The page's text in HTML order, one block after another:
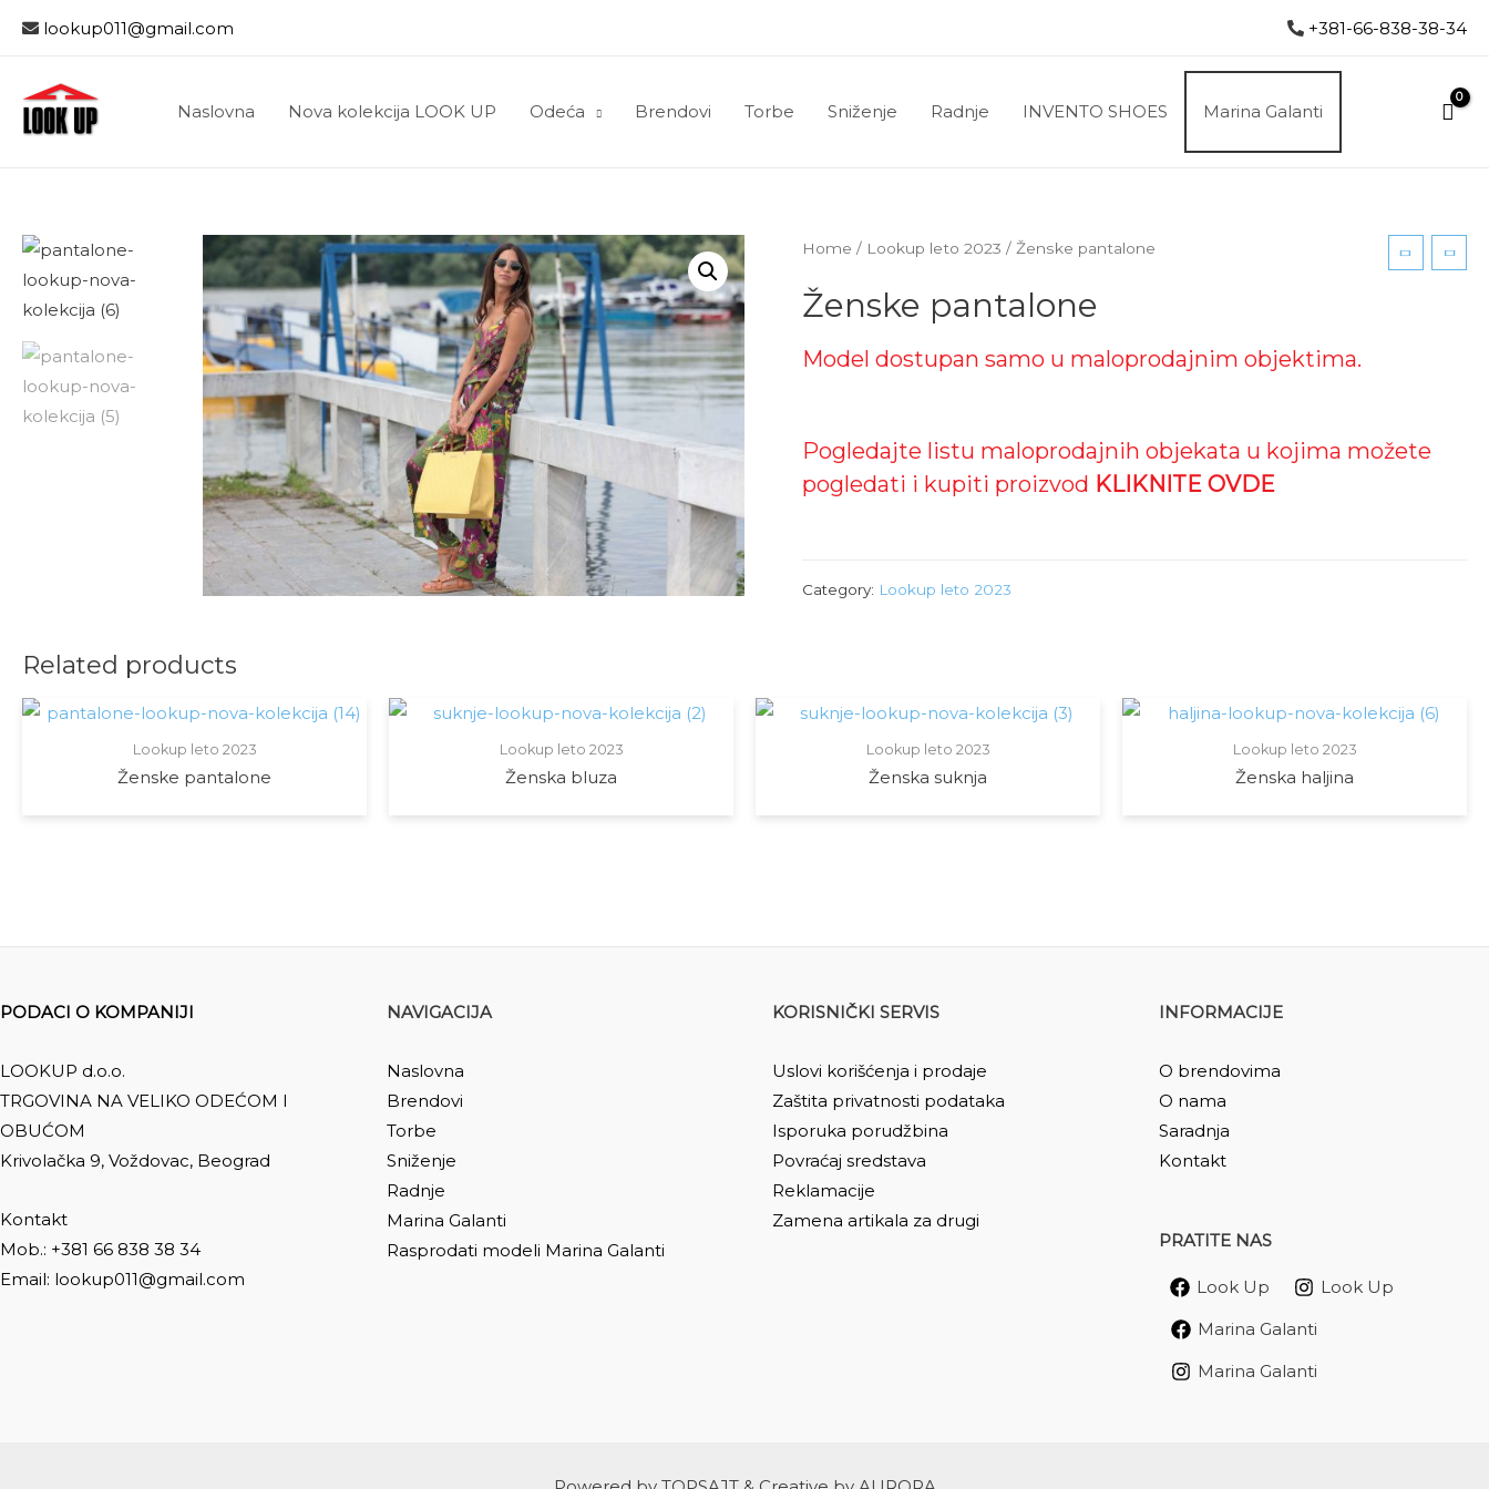
lookup011@gmail.com +381-66-838-38-34
Naslovna Nova kolekcija LOOK UP Odeća Brendovi Torbe Sniženje Radnje INVENTO SHOES Marina Galanti
Home / Lookup leto 2023 / Ženske pantalone
Ženske pantalone
Model dostupan samo u maloprodajnim objektima.
Pogledajte listu maloprodajnih objekata u kojima možete
pogledati i kupiti proizvod KLIKNITE OVDE
Category: Lookup leto 2023
Related products
Lookup leto 2023
Ženske pantalone
Lookup leto 2023
Ženska bluza
Lookup leto 2023
Ženska suknja
Lookup leto 2023
Ženska haljina
PODACI O KOMPANIJI
LOOKUP d.o.o.
TRGOVINA NA VELIKO ODEĆOM I
OBUĆOM
Krivolačka 9, Voždovac, Beograd
Kontakt
Mob.: +381 66 838 38 34
Email: lookup011@gmail.com
NAVIGACIJA
Naslovna
Brendovi
Torbe
Sniženje
Radnje
Marina Galanti
Rasprodati modeli Marina Galanti
KORISNIČKI SERVIS
Uslovi korišćenja i prodaje
Zaštita privatnosti podataka
Isporuka porudžbina
Povraćaj sredstava
Reklamacije
Zamena artikala za drugi
INFORMACIJE
O brendovima
O nama
Saradnja
Kontakt
PRATITE NAS
Look Up
Look Up
Marina Galanti
Marina Galanti